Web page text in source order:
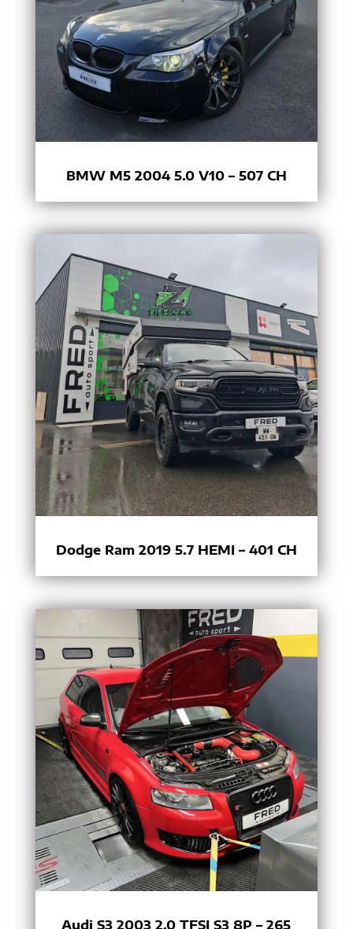
BMW M5 2004 5.0 V10 – 507 CH
Dodge Ram 2019 5.7 HEMI – 401 CH
Audi S3 2003 2.0 TFSI S3 8P – 265